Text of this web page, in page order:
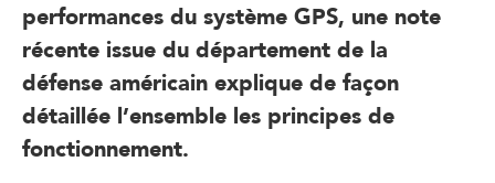
performances du système GPS, une note
récente issue du département de la
défense américain explique de façon
détaillée l’ensemble les principes de
fonctionnement.